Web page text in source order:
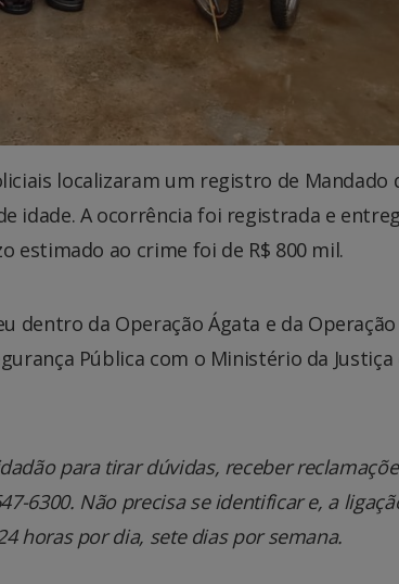
localizaram um registro de Mandado
idade. A ocorrência foi registrada e
estimado ao crime foi de R$ 800 mil.
dentro da Operação Ágata e da
Pública com o Ministério da Justiça
para tirar dúvidas, receber
6300. Não precisa se identificar e, a
horas por dia, sete dias por semana.